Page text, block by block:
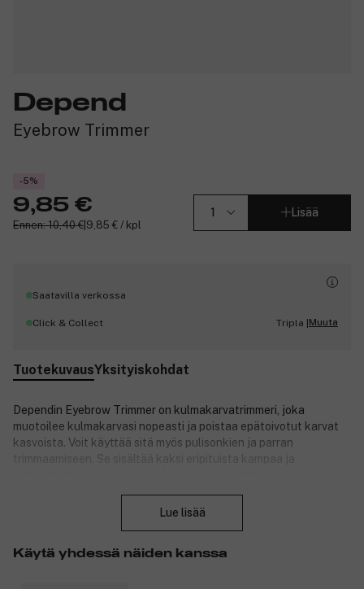
Depend
Eyebrow Trimmer
-5%
9,85 €
Ennen: 10,40 € 9,85 € / kpl
Lisää
Saatavilla verkossa
Click & Collect Tripla |Muuta
TuotekuvausYksityiskohdat
Dependin Eyebrow Trimmer on kulmakarvatrimmeri, joka
muotoilee kulmakarvasi nopeasti ja poistaa epätoivotut karvat
kasvoista. Voit käyttää sitä myös pulisonkien ja parran
trimmaamiseen. Se sisältää kaksi eripituista kampaa ja
Lue lisää
Käytä yhdessä näiden kanssa